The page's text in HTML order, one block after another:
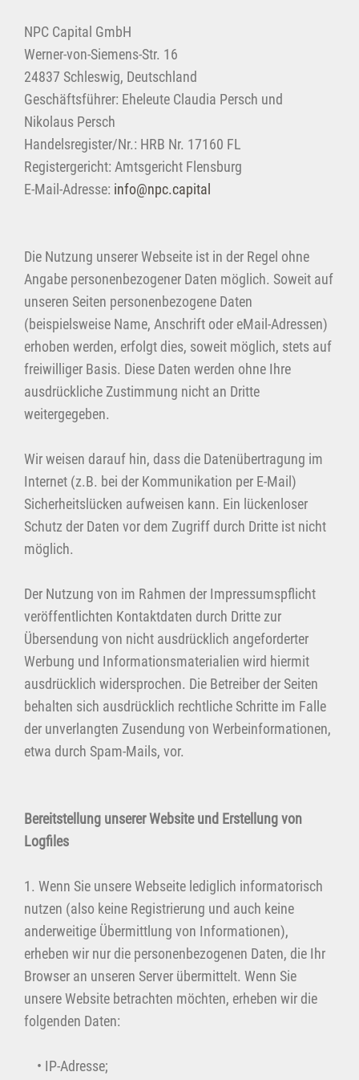
NPC Capital GmbH
Werner-von-Siemens-Str. 16
24837 Schleswig, Deutschland
Geschäftsführer: Eheleute Claudia Persch und
Nikolaus Persch
Handelsregister/Nr.: HRB Nr. 17160 FL
Registergericht: Amtsgericht Flensburg
E-Mail-Adresse: info@npc.capital
Die Nutzung unserer Webseite ist in der Regel ohne
Angabe personenbezogener Daten möglich. Soweit auf
unseren Seiten personenbezogene Daten
(beispielsweise Name, Anschrift oder eMail-Adressen)
erhoben werden, erfolgt dies, soweit möglich, stets auf
freiwilliger Basis. Diese Daten werden ohne Ihre
ausdrückliche Zustimmung nicht an Dritte
weitergegeben.
Wir weisen darauf hin, dass die Datenübertragung im
Internet (z.B. bei der Kommunikation per E-Mail)
Sicherheitslücken aufweisen kann. Ein lückenloser
Schutz der Daten vor dem Zugriff durch Dritte ist nicht
möglich.
Der Nutzung von im Rahmen der Impressumspflicht
veröffentlichten Kontaktdaten durch Dritte zur
Übersendung von nicht ausdrücklich angeforderter
Werbung und Informationsmaterialien wird hiermit
ausdrücklich widersprochen. Die Betreiber der Seiten
behalten sich ausdrücklich rechtliche Schritte im Falle
der unverlangten Zusendung von Werbeinformationen,
etwa durch Spam-Mails, vor.
Bereitstellung unserer Website und Erstellung von
Logfiles
1. Wenn Sie unsere Webseite lediglich informatorisch
nutzen (also keine Registrierung und auch keine
anderweitige Übermittlung von Informationen),
erheben wir nur die personenbezogenen Daten, die Ihr
Browser an unseren Server übermittelt. Wenn Sie
unsere Website betrachten möchten, erheben wir die
folgenden Daten:
• IP-Adresse;